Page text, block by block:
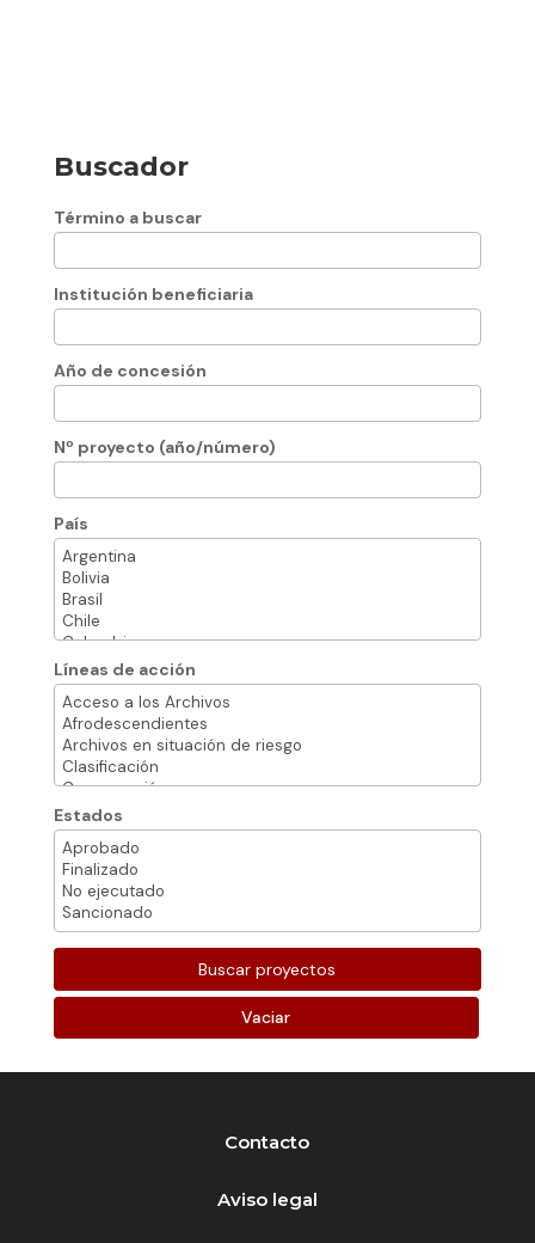
Buscador
Término a buscar
Institución beneficiaria
Año de concesión
Nº proyecto (año/número)
País
Líneas de acción
Estados
Vaciar
Contacto
Aviso legal